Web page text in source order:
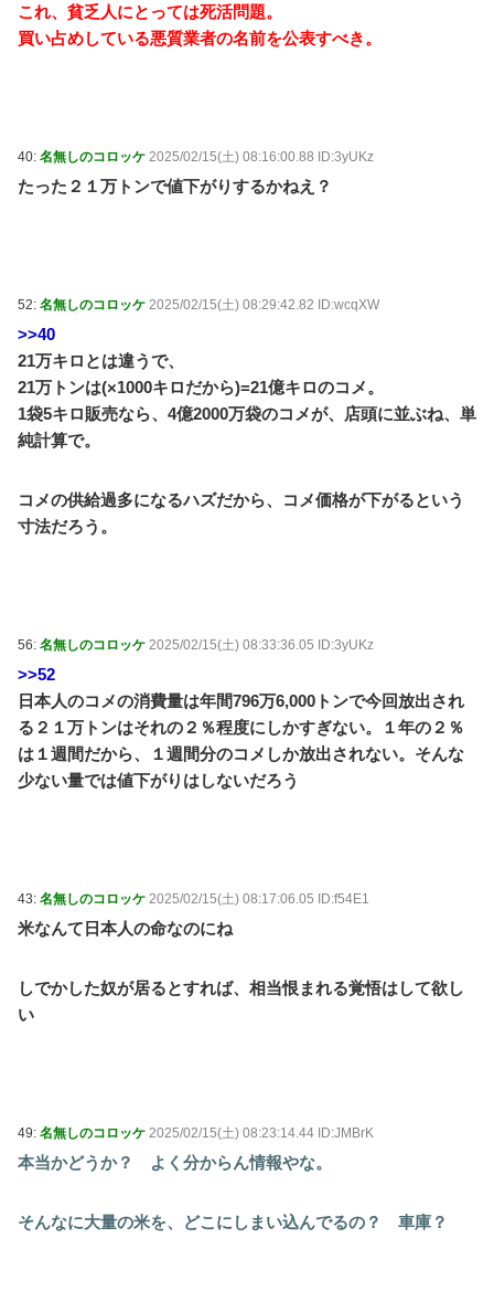
これ、貧乏人にとっては死活問題。
買い占めしている悪質業者の名前を公表すべき。
40: 名無しのコロッケ 2025/02/15(土) 08:16:00.88 ID:3yUKz
たった２１万トンで値下がりするかねえ？
52: 名無しのコロッケ 2025/02/15(土) 08:29:42.82 ID:wcqXW
>>40
21万キロとは違うで、
21万トンは(×1000キロだから)=21億キロのコメ。
1袋5キロ販売なら、4億2000万袋のコメが、店頭に並ぶね、単
純計算で。
コメの供給過多になるハズだから、コメ価格が下がるという
寸法だろう。
56: 名無しのコロッケ 2025/02/15(土) 08:33:36.05 ID:3yUKz
>>52
日本人のコメの消費量は年間796万6,000トンで今回放出され
る２１万トンはそれの２％程度にしかすぎない。１年の２％
は１週間だから、１週間分のコメしか放出されない。そんな
少ない量では値下がりはしないだろう
43: 名無しのコロッケ 2025/02/15(土) 08:17:06.05 ID:f54E1
米なんて日本人の命なのにね
しでかした奴が居るとすれば、相当恨まれる覚悟はして欲し
い
49: 名無しのコロッケ 2025/02/15(土) 08:23:14.44 ID:JMBrK
本当かどうか？ よく分からん情報やな。
そんなに大量の米を、どこにしまい込んでるの？ 車庫？